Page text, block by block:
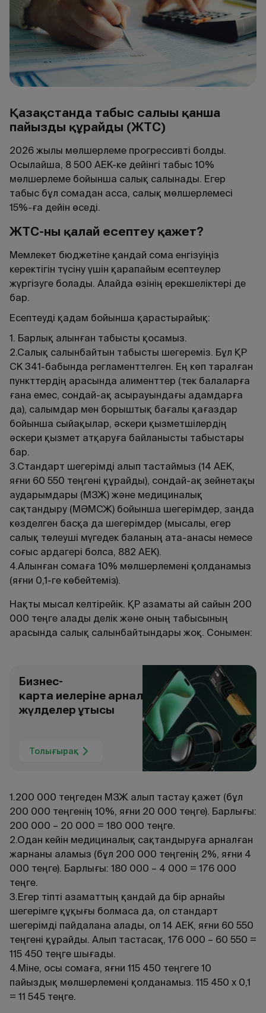
Қазақстанда табыс салығы қанша
пайызды құрайды (ЖТС)
2026 жылы мөлшерлеме прогрессивті болды.
Осылайша, 8 500 АЕК-ке дейінгі табыс 10%
мөлшерлеме бойынша салық салынады. Егер
табыс бұл сомадан асса, салық мөлшерлемесі
15%-ға дейін өседі.
ЖТС-ны қалай есептеу қажет?
Мемлекет бюджетіне қандай сома енгізуіңіз
керектігін түсіну үшін қарапайым есептеулер
жүргізуге болады. Алайда өзінің ерекшеліктері де
бар.
Есептеуді қадам бойынша қарастырайық:
1. Барлық алынған табысты қосамыз.
2.Салық салынбайтын табысты шегереміз. Бұл ҚР
СК 341-бабында регламенттелген. Ең көп таралған
пункттердің арасында алименттер (тек балаларға
ғана емес, сондай-ақ асырауындағы адамдарға
да), салымдар мен борыштық бағалы қағаздар
бойынша сыйақылар, әскери қызметшілердің
әскери қызмет атқаруға байланысты табыстары
бар.
3.Стандарт шегерімді алып тастаймыз (14 АЕК,
яғни 60 550 теңгені құрайды), сондай-ақ зейнетақы
аударымдары (МЗЖ) және медициналық
сақтандыру (МӘМСЖ) бойынша шегерімдер, заңда
көзделген басқа да шегерімдер (мысалы, егер
салық төлеуші мүгедек баланың ата-анасы немесе
соғыс ардагері болса, 882 АЕК).
4.Алынған сомаға 10% мөлшерлемені қолданамыз
(яғни 0,1-ге көбейтеміз).
Нақты мысал келтірейік. ҚР азаматы ай сайын 200
000 теңге алады делік және оның табысының
арасында салық салынбайтындары жоқ. Сонымен:
Бизнес-
карта иелеріне арналған
жүлделер ұтысы
Толығырақ
1.200 000 теңгеден МЗЖ алып тастау қажет (бұл
200 000 теңгенің 10%, яғни 20 000 теңге). Барлығы:
200 000 – 20 000 = 180 000 теңге.
2.Одан кейін медициналық сақтандыруға арналған
жарнаны аламыз (бұл 200 000 теңгенің 2%, яғни 4
000 теңге). Барлығы: 180 000 – 4 000 = 176 000
теңге.
3.Егер тіпті азаматтың қандай да бір арнайы
шегерімге құқығы болмаса да, ол стандарт
шегерімді пайдалана алады, ол 14 АЕК, яғни 60 550
теңгені құрайды. Алып тастасақ, 176 000 – 60 550 =
115 450 теңге шығады.
4.Міне, осы сомаға, яғни 115 450 теңгеге 10
пайыздық мөлшерлемені қолданамыз. 115 450 х 0,1
= 11 545 теңге.